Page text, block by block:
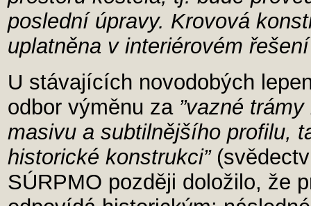
poslední úpravy. Krovová
uplatněna v interiérovém
U stávajících novodobých
odbor výměnu za ”vazné
masivu a subtilnějšího profilu,
historické konstrukci”
SÚRPMO později doložilo, že